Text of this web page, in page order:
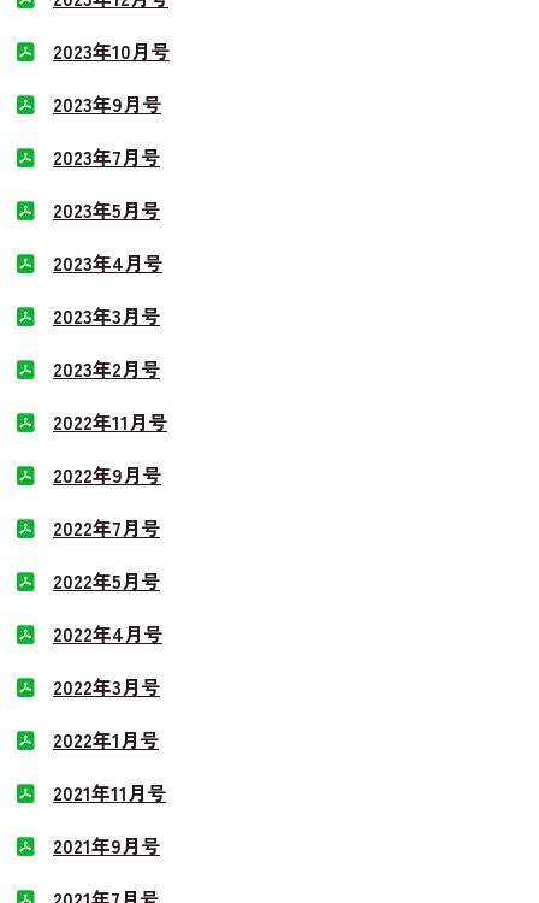
2023年10月号
2023年9月号
2023年7月号
2023年5月号
2023年4月号
2023年3月号
2023年2月号
2022年11月号
2022年9月号
2022年7月号
2022年5月号
2022年4月号
2022年3月号
2022年1月号
2021年11月号
2021年9月号